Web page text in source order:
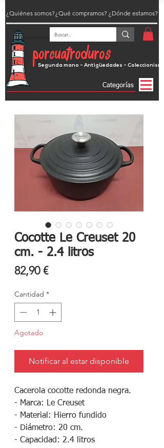
porcuatroduros
Segunda mano - Antigüedades - Coleccionismo
¿Dónde estamos?
¿Quiénes somos?
Categorías
¿Qué compramos?
Cocotte Le Creuset 20
cm. - 2.4 litros
82,90 €Precio
Cantidad *
Agotado
Notificar al estar disponible
Cacerola cocotte redonda negra.
- Marca: Le Creuset
- Material: Hierro fundido
- Diámetro: 20 cm.
- Capacidad: 2.4 litros